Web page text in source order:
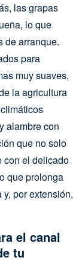
las grapas
lo que
de arranque.
para
muy suaves,
la agricultura
alambre con
que no solo
con el delicado
que prolonga
por extensión,
el canal
tu